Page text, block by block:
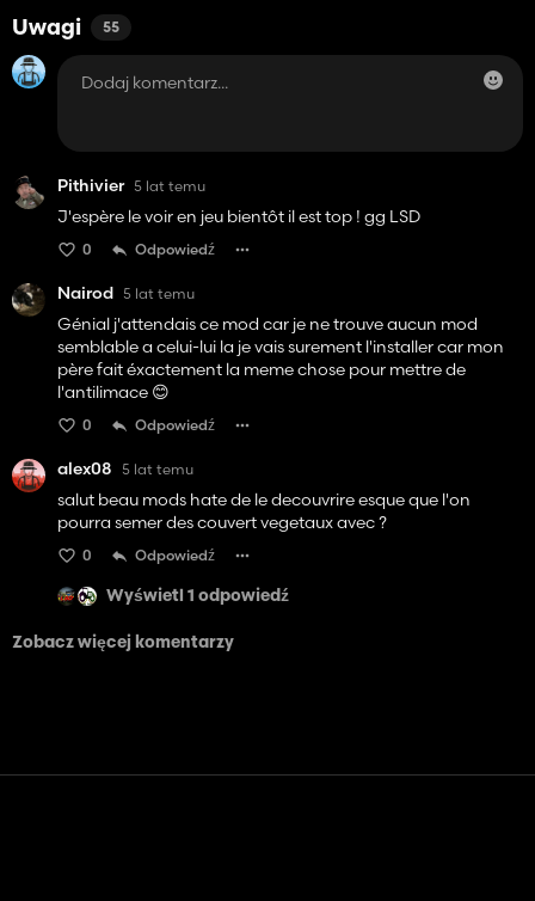
Uwagi 55
Pithivier 5 lat temu
J'espère le voir en jeu bientôt il est top ! gg LSD
0 Odpowiedź
Nairod 5 lat temu
Génial j'attendais ce mod car je ne trouve aucun mod
semblable a celui-lui la je vais surement l'installer car mon
père fait éxactement la meme chose pour mettre de
l'antilimace 😊
0 Odpowiedź
alex08 5 lat temu
salut beau mods hate de le decouvrire esque que l'on
pourra semer des couvert vegetaux avec ?
0 Odpowiedź
Wyświetl 1 odpowiedź
Zobacz więcej komentarzy